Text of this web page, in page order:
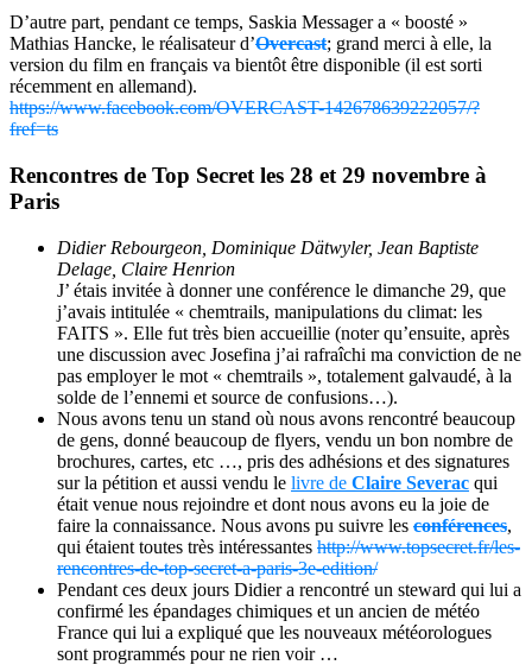
D’autre part, pendant ce temps, Saskia Messager a « boosté »
Mathias Hancke, le réalisateur d’Overcast; grand merci à elle, la
version du film en français va bientôt être disponible (il est sorti
récemment en allemand).
https://www.facebook.com/OVERCAST-142678639222057/?
fref=ts
Rencontres de Top Secret les 28 et 29 novembre à
Paris
Didier Rebourgeon, Dominique Dätwyler, Jean Baptiste
Delage, Claire Henrion
J’ étais invitée à donner une conférence le dimanche 29, que
j’avais intitulée « chemtrails, manipulations du climat: les
FAITS ». Elle fut très bien accueillie (noter qu’ensuite, après
une discussion avec Josefina j’ai rafraîchi ma conviction de ne
pas employer le mot « chemtrails », totalement galvaudé, à la
solde de l’ennemi et source de confusions…).
Nous avons tenu un stand où nous avons rencontré beaucoup
de gens, donné beaucoup de flyers, vendu un bon nombre de
brochures, cartes, etc …, pris des adhésions et des signatures
sur la pétition et aussi vendu le livre de Claire Severac qui
était venue nous rejoindre et dont nous avons eu la joie de
faire la connaissance. Nous avons pu suivre les conférences,
qui étaient toutes très intéressantes http://www.topsecret.fr/les-
rencontres-de-top-secret-a-paris-3e-edition/
Pendant ces deux jours Didier a rencontré un steward qui lui a
confirmé les épandages chimiques et un ancien de météo
France qui lui a expliqué que les nouveaux météorologues
sont programmés pour ne rien voir …